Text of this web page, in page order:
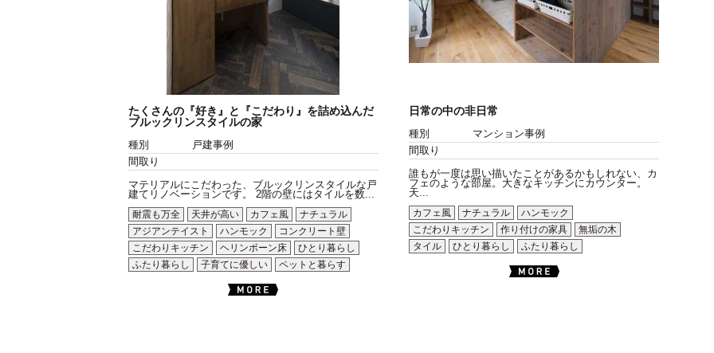
たくさんの『好き』と『こだわり』を詰め込んだ
ブルックリンスタイルの家
種別
戸建事例
間取り
マテリアルにこだわった、ブルックリンスタイルな戸
建てリノベーションです。 2階の壁にはタイルを数...
耐震も万全
天井が高い カフェ風
ナチュラル
アジアンテイスト
ハンモック
コンクリート壁
こだわりキッチン
ヘリンボーン床
ひとり暮らし
ふたり暮らし
子育てに優しい ペットと暮らす
日常の中の非日常
種別
マンション事例
間取り
誰もが一度は思い描いたことがあるかもしれない、カ
フェのような部屋。大きなキッチンにカウンター。
天...
カフェ風
ナチュラル
ハンモック
こだわりキッチン
作り付けの家具
無垢の木
タイル
ひとり暮らし ふたり暮らし